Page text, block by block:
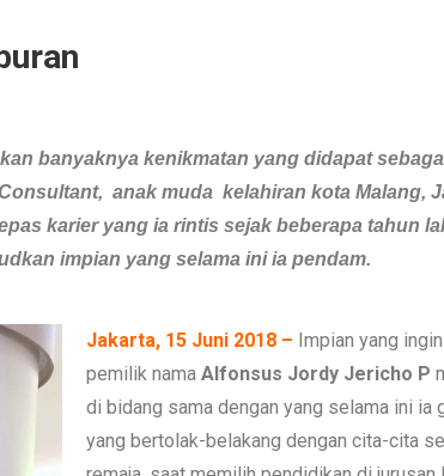
banyaknya kenikmatan yang didapat
anak muda kelahiran kota Malang,
karier yang ia rintis sejak beberapa tahun
impian yang selama ini ia pendam.
Jakarta, 15 Juni 2018 – Impian yang
pemilik nama Alfonsus Jordy Jericho P
di bidang sama dengan yang selama ini ia
yang bertolak-belakang dengan cita-cita